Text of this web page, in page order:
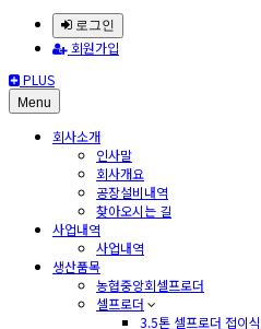
로그인
회원가입
PLUS
Menu
회사소개
인사말
회사개요
공장설비내역
찾아오시는 길
사업내역
사업내역
생산품목
농협중앙회셀프로더
셀프로더
3.5톤 셀프로더 접이식